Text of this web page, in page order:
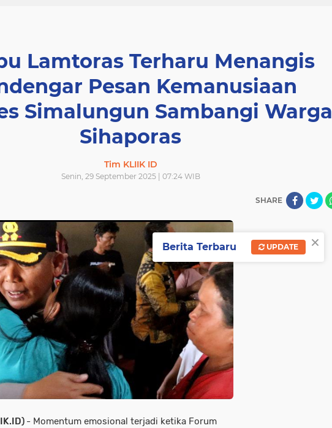
Lamtoras Terharu Menangis
Pesan Kemanusiaan
Simalungun Sambangi Warga
Sihaporas
Tim KLIIK ID
Senin, 29 September 2025 | 07:24 WIB
SHARE
- Momentum emosional terjadi ketika Forum
×
Berita Terbaru UPDATE